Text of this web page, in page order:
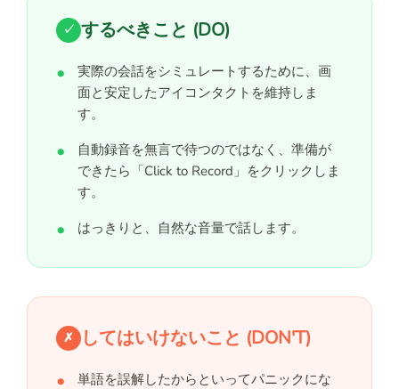
✓ するべきこと (DO)
実際の会話をシミュレートするために、画
面と安定したアイコンタクトを維持しま
す。
自動録音を無言で待つのではなく、準備が
できたら「Click to Record」をクリックしま
す。
はっきりと、自然な音量で話します。
✗ してはいけないこと (DON'T)
単語を誤解したからといってパニックにな